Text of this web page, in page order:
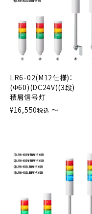
LR6-02(M12仕様)：
(Φ60)(DC24V)(3段)
積層信号灯
¥16,550税込 〜